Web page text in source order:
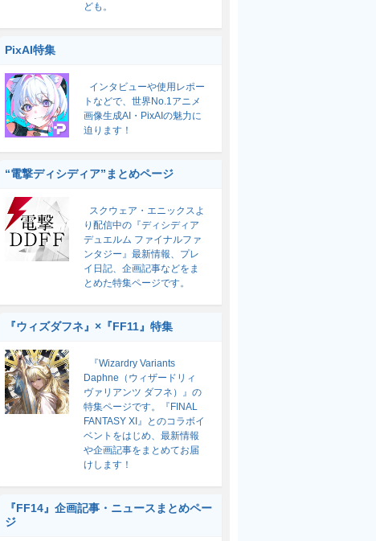
ども。
PixAI特集
インタビューや使用レポー
トなどで、世界No.1アニメ
画像生成AI・PixAIの魅力に
迫ります！
“電撃ディシディア”まとめページ
スクウェア・エニックスよ
り配信中の『ディシディア
デュエルム ファイナルファ
ンタジー』最新情報、プレ
イ日記、企画記事などをま
とめた特集ページです。
『ウィズダフネ』×『FF11』特集
『Wizardry Variants
Daphne（ウィザードリィ
ヴァリアンツ ダフネ）』の
特集ページです。『FINAL
FANTASY XI』とのコラボイ
ベントをはじめ、最新情報
や企画記事をまとめてお届
けします！
『FF14』企画記事・ニュースまとめペー
ジ